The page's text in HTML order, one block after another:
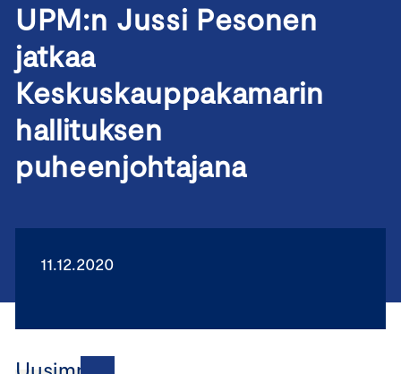
UPM:n Jussi Pesonen
jatkaa
Keskuskauppakamarin
hallituksen
puheenjohtajana
11.12.2020